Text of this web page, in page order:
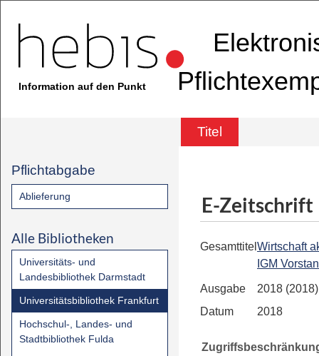
Information auf den Punkt
Titel
Pflichtabgabe
Ablieferung
Alle Bibliotheken
Universitäts- und
Landesbibliothek Darmstadt
Universitätsbibliothek Frankfurt
Hochschul-, Landes- und
Stadtbibliothek Fulda
E-Zeitschrift
Gesamttitel Wirtschaft
IGM
Ausgabe
2018
Datum
2018